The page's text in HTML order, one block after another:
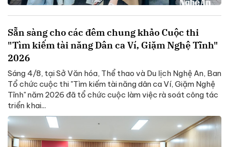
Sẵn sàng cho các đêm chung khảo Cuộc thi
"Tìm kiếm tài năng Dân ca Ví, Giặm Nghệ Tĩnh"
2026
Sáng 4/8, tại Sở Văn hóa, Thể thao và Du lịch Nghệ An, Ban
Tổ chức cuộc thi "Tìm kiếm tài năng dân ca Ví, Giặm Nghệ
Tĩnh" năm 2026 đã tổ chức cuộc làm việc rà soát công tác
triển khai...